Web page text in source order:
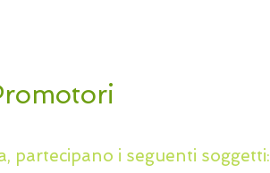
partecipano i seguenti soggetti: